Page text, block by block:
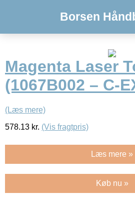
Borsen
Magenta Laser
(1067B002 – C-
(Læs mere)
578.13 kr. (Vis fragtpris)
Læs mere »
Køb nu »